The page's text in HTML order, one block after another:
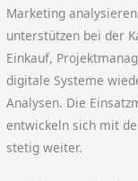
Marketing
unterstützen bei der
Einkauf,
digitale Systeme
Analysen. Die
entwickeln sich mit
stetig weiter.